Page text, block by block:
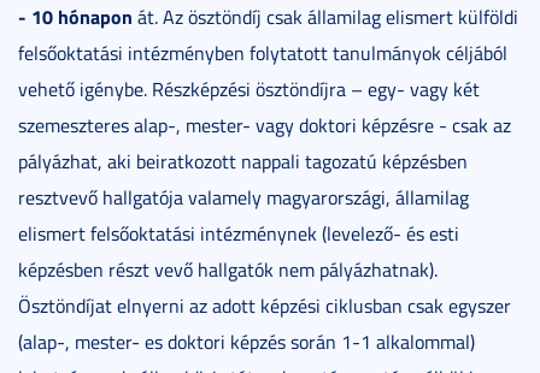
- 10 hónapon át. Az ösztöndíj csak államilag elismert külföldi
felsőoktatási intézményben folytatott tanulmányok céljából
vehető igénybe. Részképzési ösztöndíjra – egy- vagy két
szemeszteres alap-, mester- vagy doktori képzésre - csak az
pályázhat, aki beiratkozott nappali tagozatú képzésben
resztvevő hallgatója valamely magyarországi, államilag
elismert felsőoktatási intézménynek (levelező- és esti
képzésben részt vevő hallgatók nem pályázhatnak).
Ösztöndíjat elnyerni az adott képzési ciklusban csak egyszer
(alap-, mester- es doktori képzés során 1-1 alkalommal)